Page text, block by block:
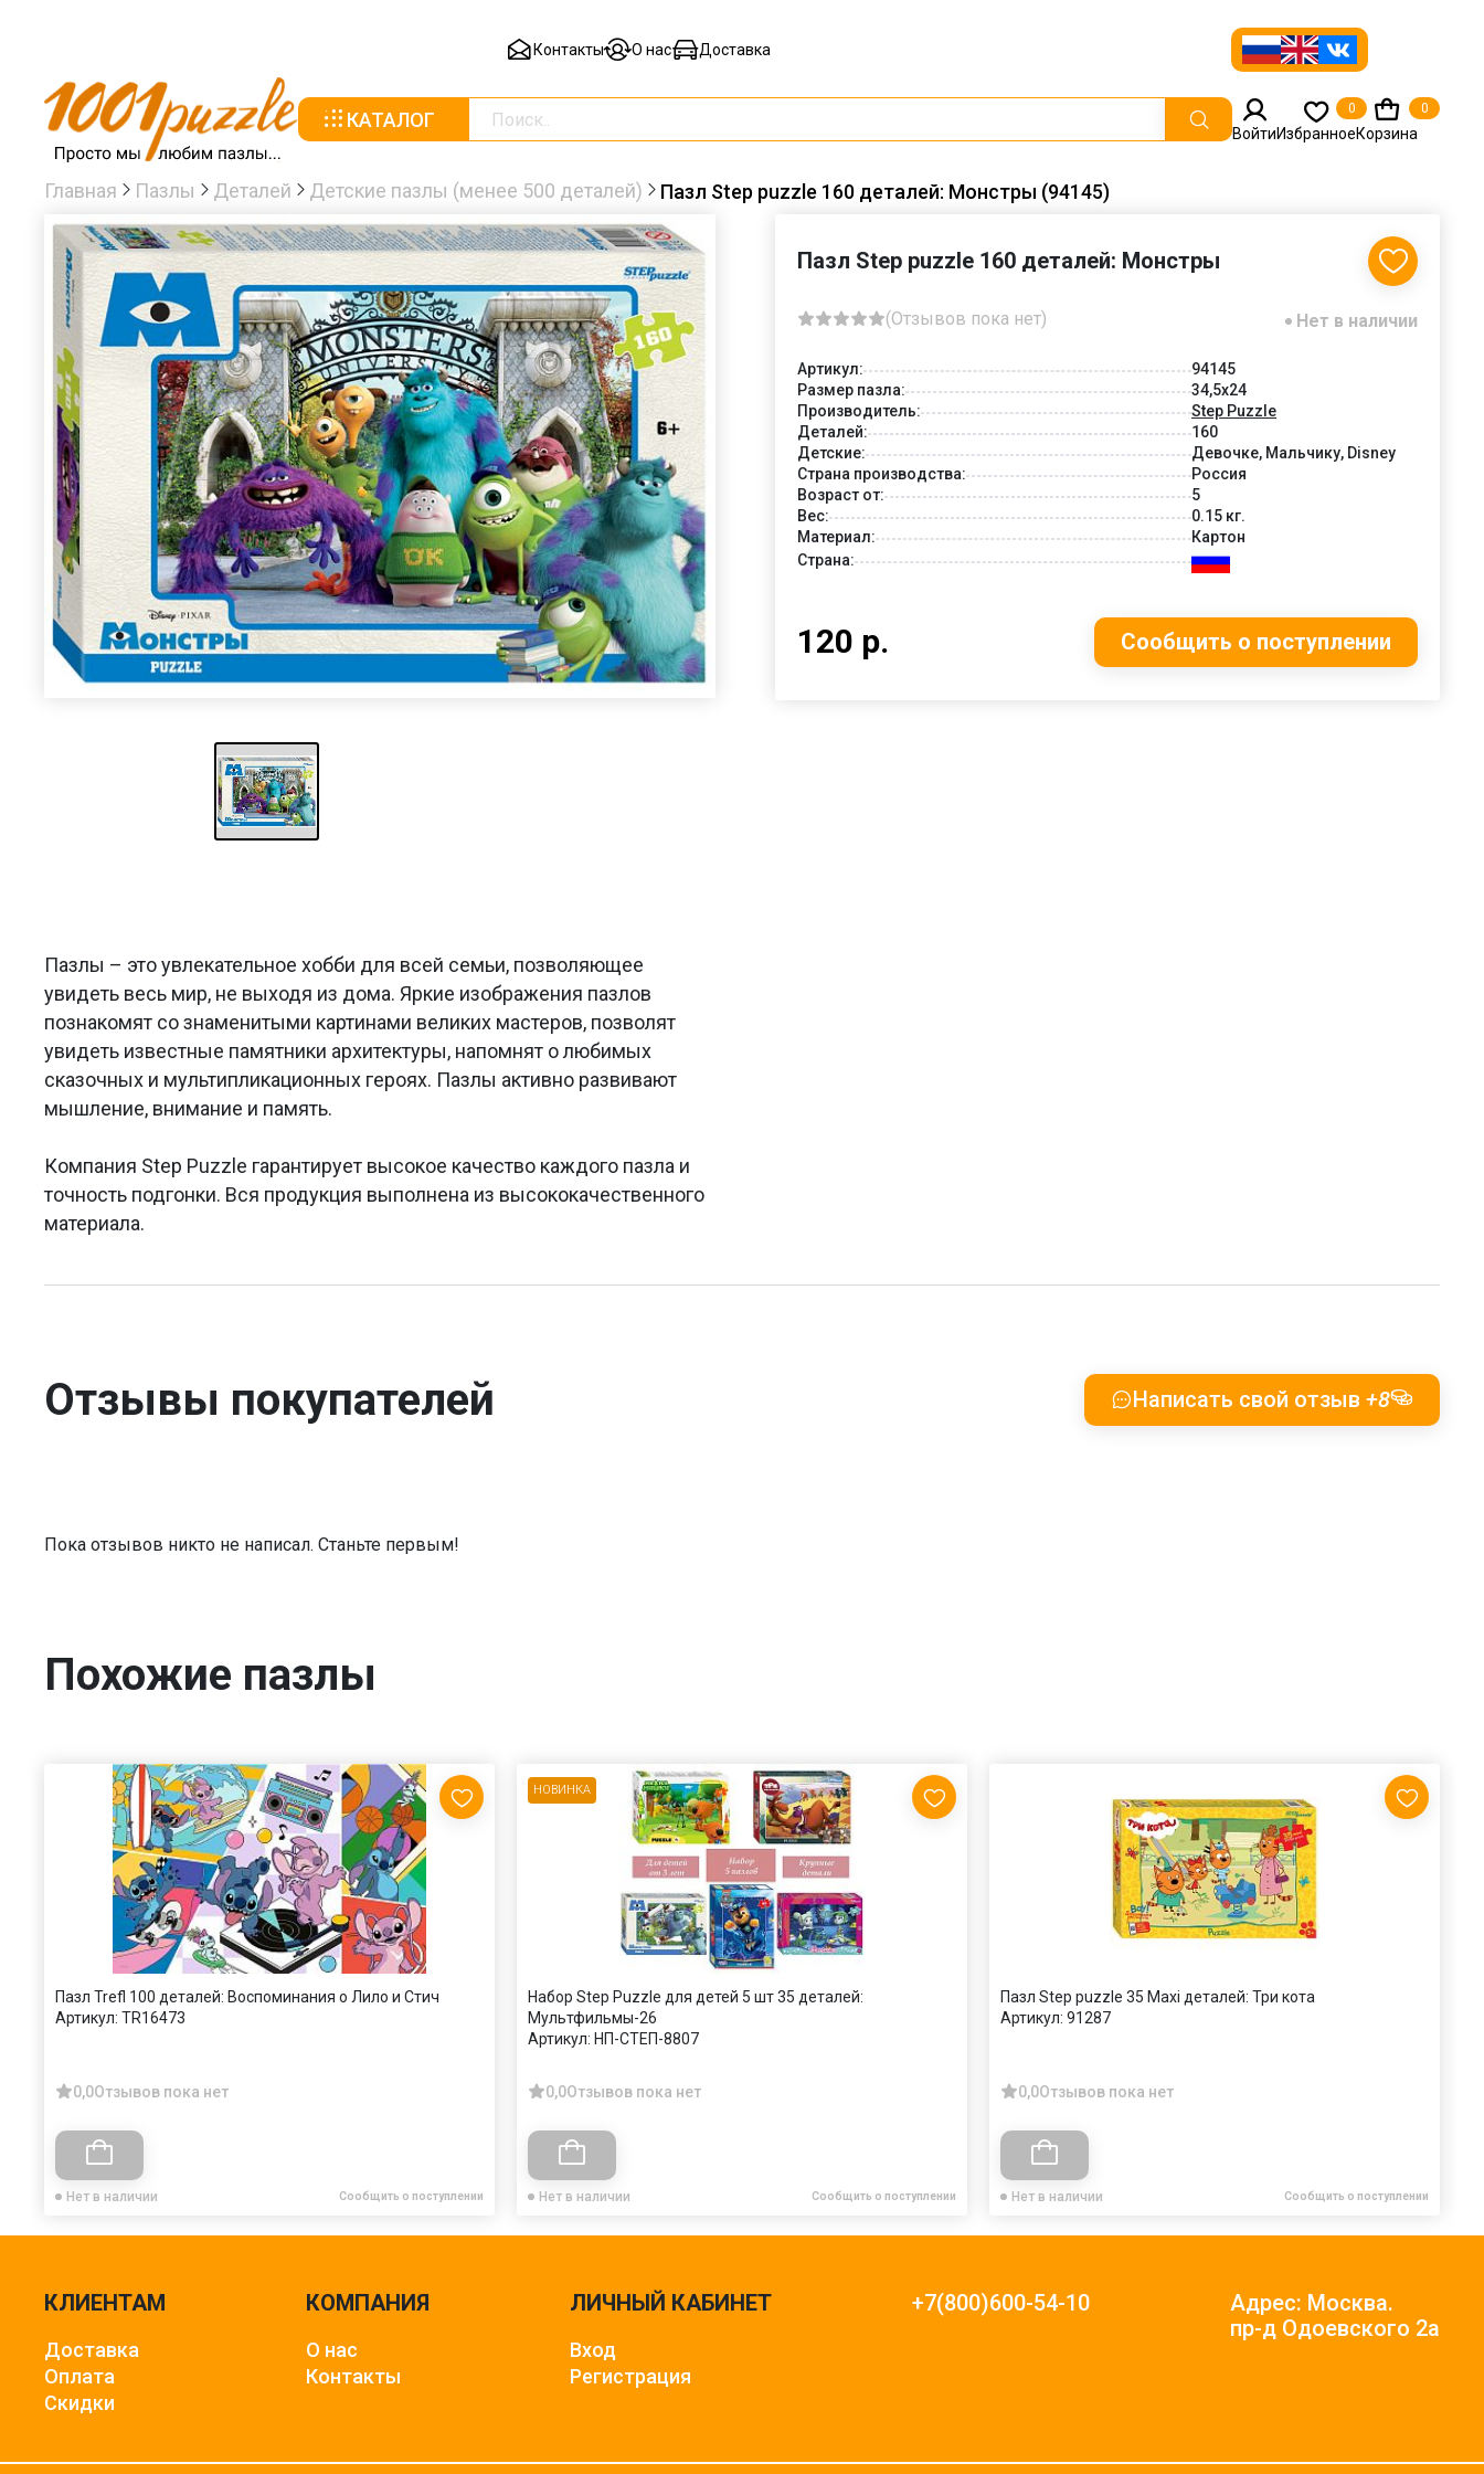
Контакты О нас Доставка
КАТАЛОГ
ВойтиИзбранное
0
Корзина
0
Главная Пазлы Деталей Детские пазлы (менее 500 деталей) Пазл Step puzzle 160 деталей: Монстры (94145)
Пазлы – это увлекательное хобби для всей семьи, позволяющее
увидеть весь мир, не выходя из дома. Яркие изображения пазлов
познакомят со знаменитыми картинами великих мастеров, позволят
увидеть известные памятники архитектуры, напомнят о любимых
сказочных и мультипликационных героях. Пазлы активно развивают
мышление, внимание и память.
Компания Step Puzzle гарантирует высокое качество каждого пазла и
точность подгонки. Вся продукция выполнена из высококачественного
материала.
Пазл Step puzzle 160 деталей: Монстры
(Отзывов пока нет) Нет в наличии
Артикул:
94145
Размер пазла:
34,5x24
Производитель:
Step Puzzle
Деталей:
160
Детские:
Девочке, Мальчику, Disney
Страна производства:
Россия
Возраст от:
5
Вес:
0.15 кг.
Материал:
Картон
Страна:
120 р. Сообщить о поступлении
Отзывы покупателей Написать свой отзыв +8
Пока отзывов никто не написал. Станьте первым!
Похожие пазлы
Пазл Trefl 100 деталей: Воспоминания о Лило и Стич
Артикул: TR16473
0,0Отзывов пока нет
Нет в наличии Сообщить о поступлении
НОВИНКА
Набор Step Puzzle для детей 5 шт 35 деталей:
Мультфильмы-26
Артикул: НП-СТЕП-8807
0,0Отзывов пока нет
Нет в наличии Сообщить о поступлении
Пазл Step puzzle 35 Maxi деталей: Три кота
Артикул: 91287
0,0Отзывов пока нет
Нет в наличии Сообщить о поступлении
КЛИЕНТАМ
Доставка
Оплата
Скидки
КОМПАНИЯ
О нас
Контакты
ЛИЧНЫЙ КАБИНЕТ
Вход
Регистрация
+7(800)600-54-10
Адрес: Москва.
пр-д Одоевского 2а